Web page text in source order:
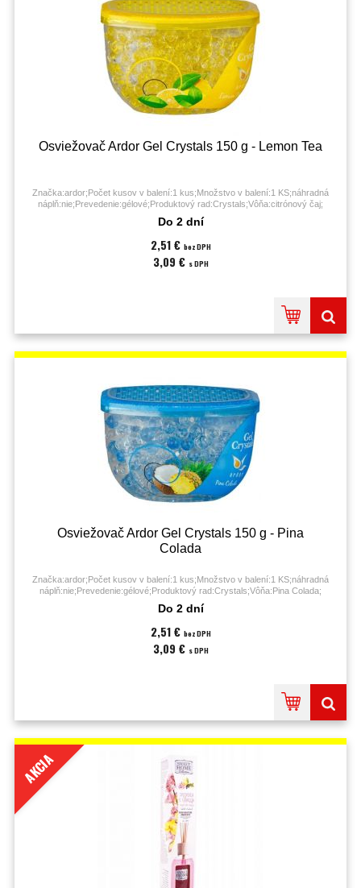
Osviežovač Ardor Gel Crystals 150 g - Lemon Tea
Značka:ardor;Počet kusov v balení:1 kus;Množstvo v balení:1 KS;náhradná
náplň:nie;Prevedenie:gélové;Produktový rad:Crystals;Vôňa:citrónový čaj;
Do 2 dní
2,51 € bez DPH
3,09 € s DPH
Osviežovač Ardor Gel Crystals 150 g - Pina
Colada
Značka:ardor;Počet kusov v balení:1 kus;Množstvo v balení:1 KS;náhradná
náplň:nie;Prevedenie:gélové;Produktový rad:Crystals;Vôňa:Pina Colada;
Do 2 dní
2,51 € bez DPH
3,09 € s DPH
AKCIA